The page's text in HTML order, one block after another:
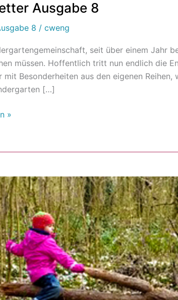
Ausgabe 8
8 / cweng
seit über einem Jahr
müssen. Hoffentlich tritt nun endlich die
mit Besonderheiten aus den eigenen
[…]
»